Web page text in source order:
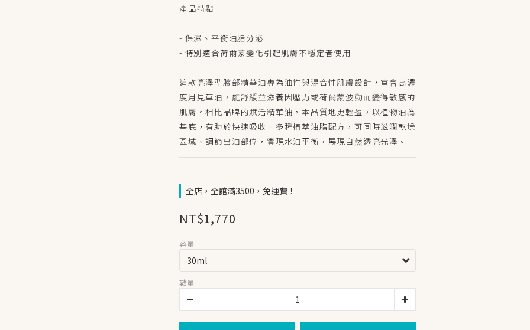
產品特點｜
- 保濕、平衡油脂分泌
- 特別適合荷爾蒙變化引起肌膚不穩定者使用
這款亮澤型臉部精華油專為油性與混合性肌膚設計，富含高濃
度月見草油，能舒緩並滋養因壓力或荷爾蒙波動而變得敏感的
肌膚。相比品牌的賦活精華油，本品質地更輕盈，以植物油為
基底，有助於快速吸收。多種植萃油脂配方，可同時滋潤乾燥
區域、調節出油部位，實現水油平衡，展現自然透亮光澤。
全店，全館滿3500，免運費！
NT$1,770
容量
數量